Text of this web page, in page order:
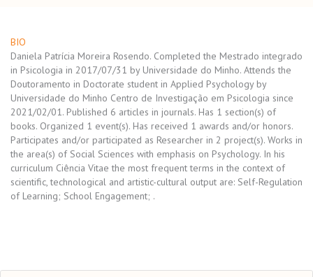
BIO
Daniela Patrícia Moreira Rosendo. Completed the Mestrado integrado
in Psicologia in 2017/07/31 by Universidade do Minho. Attends the
Doutoramento in Doctorate student in Applied Psychology by
Universidade do Minho Centro de Investigação em Psicologia since
2021/02/01. Published 6 articles in journals. Has 1 section(s) of
books. Organized 1 event(s). Has received 1 awards and/or honors.
Participates and/or participated as Researcher in 2 project(s). Works in
the area(s) of Social Sciences with emphasis on Psychology. In his
curriculum Ciência Vitae the most frequent terms in the context of
scientific, technological and artistic-cultural output are: Self-Regulation
of Learning; School Engagement; .